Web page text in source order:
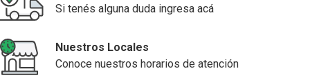
Si tenés alguna duda ingresa acá
Nuestros Locales
Conoce nuestros horarios de atención